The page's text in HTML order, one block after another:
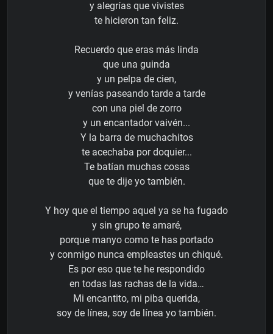
y alegrías que vivistes
te hicieron tan feliz.
Recuerdo que eras más linda
que una guinda
y un pelpa de cien,
y venías paseando tarde a tarde
con una piel de zorro
y un encantador vaivén...
Y la barra de muchachitos
te acechaba por doquier...
Te batían muchas cosas
que te dije yo también.
Y hoy que el tiempo aquel ya se ha fugado
y sin grupo te amaré,
porque manyo como te has portado
y conmigo nunca empleastes un chiqué.
Es por eso que te he respondido
en todas las rachas de la vida…
Mi encantito, mi piba querida,
soy de línea, soy de línea yo también.